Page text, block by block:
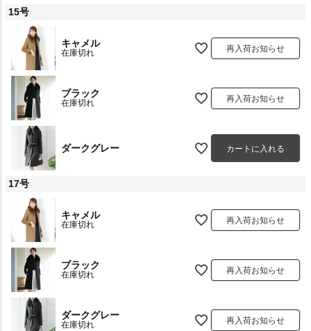
15号
キャメル
在庫切れ 再入荷お知らせ
ブラック
在庫切れ 再入荷お知らせ
ダークグレー カートに入れる
17号
キャメル
在庫切れ 再入荷お知らせ
ブラック
在庫切れ 再入荷お知らせ
ダークグレー
在庫切れ 再入荷お知らせ